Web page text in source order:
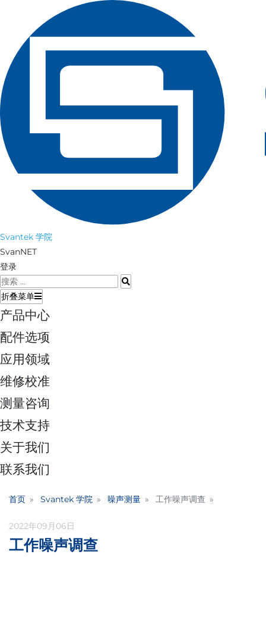
Svantek 学院
SvanNET
登录
折叠菜单
产品中心
配件选项
应用领域
维修校准
测量咨询
技术支持
关于我们
联系我们
首页 Svantek 学院 噪声测量 工作噪声调查
2022年09月06日
工作噪声调查